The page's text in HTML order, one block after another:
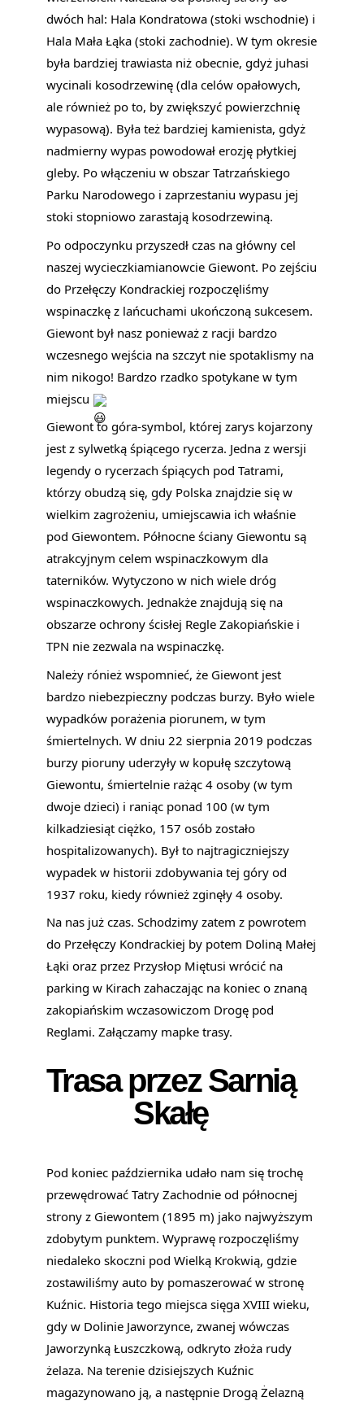
dwóch hal: Hala Kondratowa (stoki wschodnie) i
Hala Mała Łąka (stoki zachodnie). W tym okresie
była bardziej trawiasta niż obecnie, gdyż juhasi
wycinali kosodrzewinę (dla celów opałowych,
ale również po to, by zwiększyć powierzchnię
wypasową). Była też bardziej kamienista, gdyż
nadmierny wypas powodował erozję płytkiej
gleby. Po włączeniu w obszar Tatrzańskiego
Parku Narodowego i zaprzestaniu wypasu jej
stoki stopniowo zarastają kosodrzewiną.
Po odpoczynku przyszedł czas na główny cel
naszej wycieczkiamianowcie Giewont. Po zejściu
do Przełęczy Kondrackiej rozpoczęliśmy
wspinaczkę z lańcuchami ukończoną sukcesem.
Giewont był nasz ponieważ z racji bardzo
wczesnego wejścia na szczyt nie spotaklismy na
nim nikogo! Bardzo rzadko spotykane w tym
miejscu
Giewont to góra-symbol, której zarys kojarzony
jest z sylwetką śpiącego rycerza. Jedna z wersji
legendy o rycerzach śpiących pod Tatrami,
którzy obudzą się, gdy Polska znajdzie się w
wielkim zagrożeniu, umiejscawia ich właśnie
pod Giewontem. Północne ściany Giewontu są
atrakcyjnym celem wspinaczkowym dla
taterników. Wytyczono w nich wiele dróg
wspinaczkowych. Jednakże znajdują się na
obszarze ochrony ścisłej Regle Zakopiańskie i
TPN nie zezwala na wspinaczkę.
Należy rónież wspomnieć, że Giewont jest
bardzo niebezpieczny podczas burzy. Było wiele
wypadków porażenia piorunem, w tym
śmiertelnych. W dniu 22 sierpnia 2019 podczas
burzy pioruny uderzyły w kopułę szczytową
Giewontu, śmiertelnie rażąc 4 osoby (w tym
dwoje dzieci) i raniąc ponad 100 (w tym
kilkadziesiąt ciężko, 157 osób zostało
hospitalizowanych). Był to najtragiczniejszy
wypadek w historii zdobywania tej góry od
1937 roku, kiedy również zginęły 4 osoby.
Na nas już czas. Schodzimy zatem z powrotem
do Przełęczy Kondrackiej by potem Doliną Małej
Łąki oraz przez Przysłop Miętusi wrócić na
parking w Kirach zahaczając na koniec o znaną
zakopiańskim wczasowiczom Drogę pod
Reglami. Załączamy mapke trasy.
Trasa przez Sarnią
Skałę
Pod koniec października udało nam się trochę
przewędrować Tatry Zachodnie od północnej
strony z Giewontem (1895 m) jako najwyższym
zdobytym punktem. Wyprawę rozpoczęliśmy
niedaleko skoczni pod Wielką Krokwią, gdzie
zostawiliśmy auto by pomaszerować w stronę
Kuźnic. Historia tego miejsca sięga XVIII wieku,
gdy w Dolinie Jaworzynce, zwanej wówczas
Jaworzynką Łuszczkową, odkryto złoża rudy
żelaza. Na terenie dzisiejszych Kuźnic
magazynowano ją, a następnie Drogą Żelazną